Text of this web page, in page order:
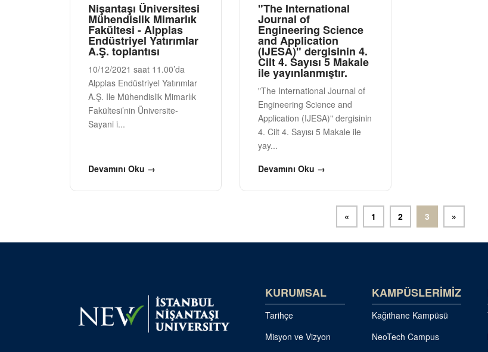
Nişantaşı Üniversitesi
Mühendislik Mimarlık
Fakültesi - Alpplas
Endüstriyel Yatırımlar
A.Ş. toplantısı
10/12/2021 saat 11.00’da
Alpplas Endüstriyel Yatırımlar
A.Ş. Ile Mühendislik Mimarlık
Fakültesi’nin Üniversite-
Sayani i...
Devamını Oku →
"The International
Journal of
Engineering Science
and Application
(IJESA)" dergisinin 4.
Cilt 4. Sayısı 5 Makale
ile yayınlanmıştır.
"The International Journal of
Engineering Science and
Application (IJESA)" dergisinin
4. Cilt 4. Sayısı 5 Makale ile
yay...
Devamını Oku →
« 1 2 3 »
KURUMSAL
Tarihçe
Misyon ve Vizyon
KAMPÜSLERİMİZ
Kağıthane Kampüsü
NeoTech Campus